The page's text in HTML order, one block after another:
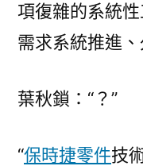
項復雜的系統
需求系統推進、
葉秋鎖：“？”
“保時捷零件技